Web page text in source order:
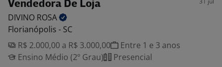
Vendedora De Loja
DIVINO ROSA
Florianópolis - SC
R$ 2.000,00 a R$ 3.000,00
Entre 1 e 3 anos
Ensino Médio (2º Grau)
Presencial